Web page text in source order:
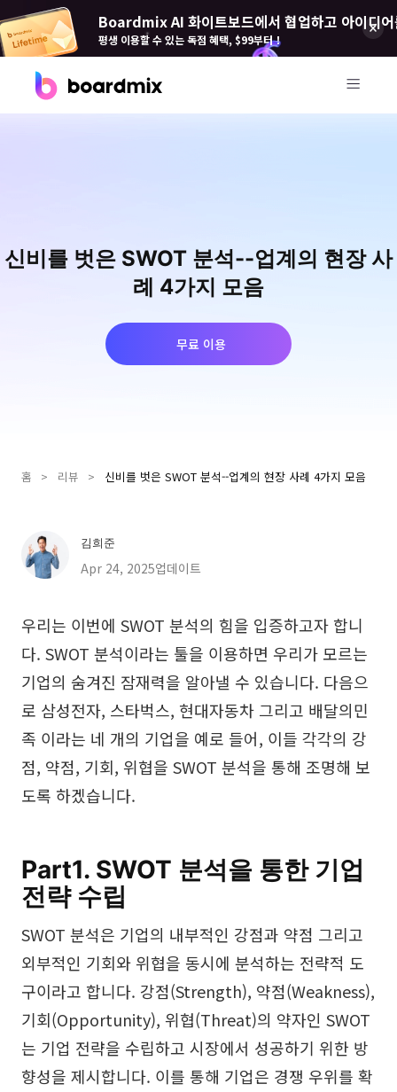
Boardmix AI 화이트보드에서 협업하고 아이디
평생 이용할 수 있는 독점 혜택, $99부터！
Boardmix 개발자 플랫폼
Boardmix AI
Pixso(픽소)
솔루션
마인드맵
ER 다이어그램
UML 다이어그램
조직도
SMART 목표 설정
비즈니스 모델 캔버스
사용자 여정 지도
아키텍처 다이어그램
워크플로우
스크럼 도구
리서치 및 분석
회의 및 워크숍
제품 기획
AI
창의성 & 다이어그램
신비를 벗은 SWOT 분석--업계의 현장 사
례 4가지 모음
무료 이용
홈 > 리뷰 > 신비를 벗은 SWOT 분석--업계의 현장 사례 4가지 모음
김희준
Apr 24, 2025업데이트
우리는 이번에 SWOT 분석의 힘을 입증하고자 합니
다. SWOT 분석이라는 툴을 이용하면 우리가 모르는
기업의 숨겨진 잠재력을 알아낼 수 있습니다. 다음으
로 삼성전자, 스타벅스, 현대자동차 그리고 배달의민
족 이라는 네 개의 기업을 예로 들어, 이들 각각의 강
점, 약점, 기회, 위협을 SWOT 분석을 통해 조명해 보
도록 하겠습니다.
Part1. SWOT 분석을 통한 기업
전략 수립
SWOT 분석은 기업의 내부적인 강점과 약점 그리고
외부적인 기회와 위협을 동시에 분석하는 전략적 도
구이라고 합니다. 강점(Strength), 약점(Weakness),
기회(Opportunity), 위협(Threat)의 약자인 SWOT
는 기업 전략을 수립하고 시장에서 성공하기 위한 방
향성을 제시합니다. 이를 통해 기업은 경쟁 우위를 확